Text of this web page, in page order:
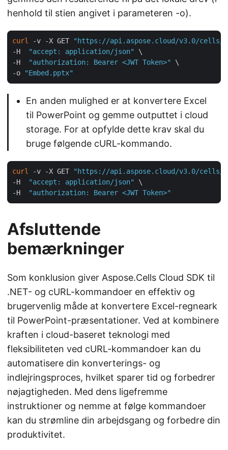
henhold til stien angivet i parameteren -o).
curl -v -X GET
"https://api.aspose.cloud/v3.0/cells/
-H
"accept: application/json"
\
-H
"authorization: Bearer <JWT Token>"
\
-o
"Embed.pptx"
En anden mulighed er at konvertere Excel
til PowerPoint og gemme outputtet i cloud
storage. For at opfylde dette krav skal du
bruge følgende cURL-kommando.
curl -v -X GET
"https://api.aspose.cloud/v3.0/cells/
-H
"accept: application/json"
\
-H
"authorization: Bearer <JWT Token>"
Afsluttende
bemærkninger
Som konklusion giver Aspose.Cells Cloud SDK til
.NET- og cURL-kommandoer en effektiv og
brugervenlig måde at konvertere Excel-regneark
til PowerPoint-præsentationer. Ved at kombinere
kraften i cloud-baseret teknologi med
fleksibiliteten ved cURL-kommandoer kan du
automatisere din konverterings- og
indlejringsproces, hvilket sparer tid og forbedrer
nøjagtigheden. Med dens ligefremme
instruktioner og nemme at følge kommandoer
kan du strømline din arbejdsgang og forbedre din
produktivitet.